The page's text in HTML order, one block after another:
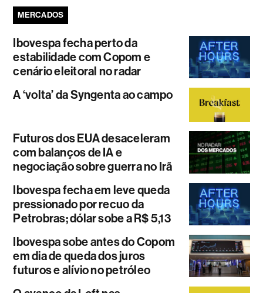
MERCADOS
Ibovespa fecha perto da
estabilidade com Copom e
cenário eleitoral no radar
A ‘volta’ da Syngenta ao campo
Futuros dos EUA desaceleram
com balanços de IA e
negociação sobre guerra no Irã
Ibovespa fecha em leve queda
pressionado por recuo da
Petrobras; dólar sobe a R$ 5,13
Ibovespa sobe antes do Copom
em dia de queda dos juros
futuros e alívio no petróleo